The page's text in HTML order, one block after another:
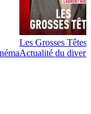
Les Grosses Têtes
Actualité du